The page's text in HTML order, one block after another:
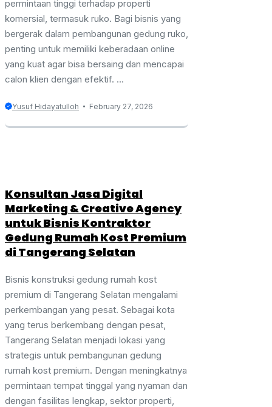
permintaan tinggi terhadap properti
komersial, termasuk ruko. Bagi bisnis yang
bergerak dalam pembangunan gedung ruko,
penting untuk memiliki keberadaan online
yang kuat agar bisa bersaing dan mencapai
calon klien dengan efektif. ...
Yusuf Hidayatulloh February 27, 2026
Konsultan Jasa Digital
Marketing & Creative Agency
untuk Bisnis Kontraktor
Gedung Rumah Kost Premium
di Tangerang Selatan
Bisnis konstruksi gedung rumah kost
premium di Tangerang Selatan mengalami
perkembangan yang pesat. Sebagai kota
yang terus berkembang dengan pesat,
Tangerang Selatan menjadi lokasi yang
strategis untuk pembangunan gedung
rumah kost premium. Dengan meningkatnya
permintaan tempat tinggal yang nyaman dan
dengan fasilitas lengkap, sektor properti,